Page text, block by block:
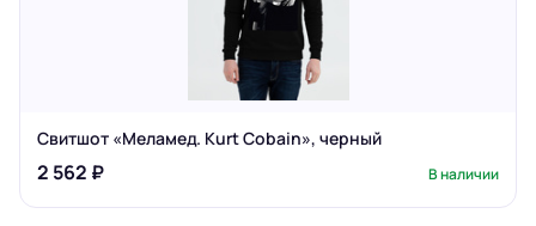
Свитшот «Меламед. Kurt Cobain», черный
2 562 ₽ В наличии